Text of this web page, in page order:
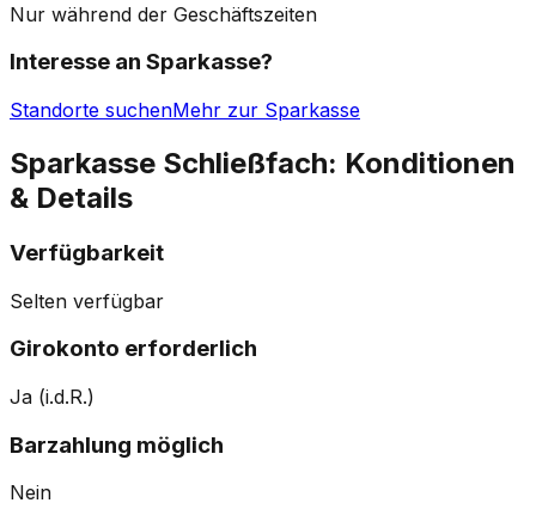
Nur während der Geschäftszeiten
Interesse an Sparkasse?
Standorte suchenMehr zur Sparkasse
Sparkasse Schließfach: Konditionen
& Details
Verfügbarkeit
Selten verfügbar
Girokonto erforderlich
Ja (i.d.R.)
Barzahlung möglich
Nein